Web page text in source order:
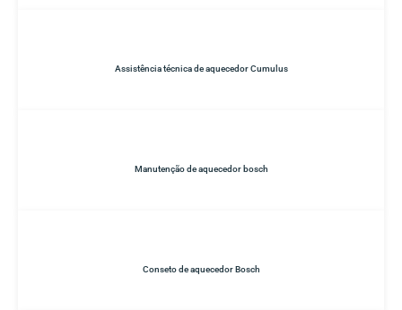
Assistência técnica de aquecedor Cumulus
Manutenção de aquecedor bosch
Conseto de aquecedor Bosch